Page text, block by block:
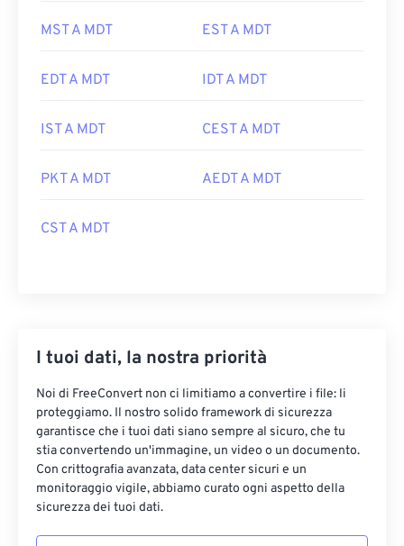
MST A MDT EST A MDT
EDT A MDT IDT A MDT
IST A MDT CEST A MDT
PKT A MDT AEDT A MDT
CST A MDT
I tuoi dati, la nostra priorità
Noi di FreeConvert non ci limitiamo a convertire i file: li
proteggiamo. Il nostro solido framework di sicurezza
garantisce che i tuoi dati siano sempre al sicuro, che tu
stia convertendo un'immagine, un video o un documento.
Con crittografia avanzata, data center sicuri e un
monitoraggio vigile, abbiamo curato ogni aspetto della
sicurezza dei tuoi dati.